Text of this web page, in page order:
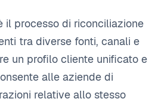
il processo di riconciliazione
tra diverse fonti, canali e
un profilo cliente unificato e
alle aziende di
relative allo stesso